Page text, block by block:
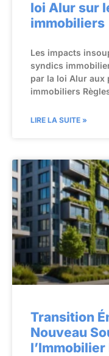
loi Alur sur
immobiliers
Les impacts
syndics
par la loi Alur aux
immobiliers
LIRE LA SUITE »
Transition
Nouveau
l’Immobilier